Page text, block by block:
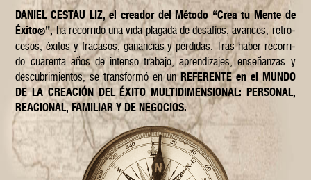
DANIEL CESTAU LIZ, el creador del Método “Crea tu Mente de
Éxito®”,ha recorrido una vida plagada de desafíos, avances, retro­
cesos, éxitos y fraca­sos, ga­nan­cias y pérdidas. Tras ha­ber re­corri­
do cuarenta años de inten­so tra­bajo, apren­di­za­jes, enseñan­zas y
des­cu­bri­mien­tos, se trans­formó en un REFE­RENTE en el
MUNDO
DE LA CREA­CIÓN DEL ÉXITO MUL­TIDIMEN­SIONAL: PER­SONAL,
REACIONAL, FAMI­LIAR Y DE NEGO­CIOS.